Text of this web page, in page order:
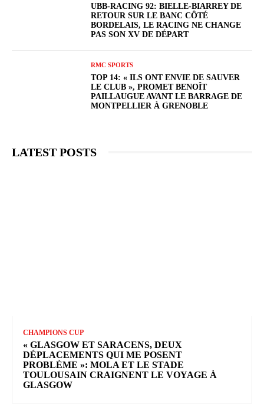
UBB-RACING 92: BIELLE-BIARREY DE
RETOUR SUR LE BANC CÔTÉ
BORDELAIS, LE RACING NE CHANGE
PAS SON XV DE DÉPART
RMC SPORTS
TOP 14: « ILS ONT ENVIE DE SAUVER
LE CLUB », PROMET BENOÎT
PAILLAUGUE AVANT LE BARRAGE DE
MONTPELLIER À GRENOBLE
LATEST POSTS
CHAMPIONS CUP
« GLASGOW ET SARACENS, DEUX
DÉPLACEMENTS QUI ME POSENT
PROBLÈME »: MOLA ET LE STADE
TOULOUSAIN CRAIGNENT LE VOYAGE À
GLASGOW